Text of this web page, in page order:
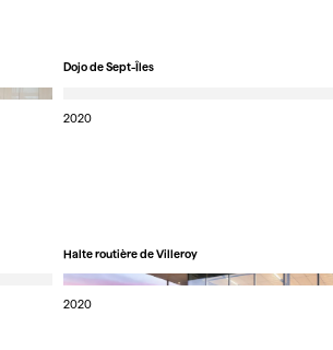
Dojo de Sept-Îles
2020
Halte routière de Villeroy
2020